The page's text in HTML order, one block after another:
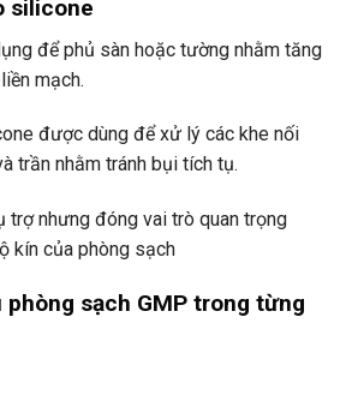
silicone
để phủ sàn hoặc tường nhằm tăng
mạch.
được dùng để xử lý các khe nối
trần nhằm tránh bụi tích tụ.
trợ nhưng đóng vai trò quan trọng
kín của phòng sạch
phòng sạch GMP trong từng